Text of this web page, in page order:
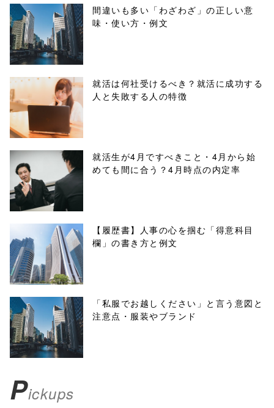
ml/wp-
content/themes
/tapbiz_theme/
parts/sns-
buttons.php on
line10
/1033588"
onclick="windo
w.open(this.hre
f, 'Gwindow',
'width=550,
height=450,
menubar=no,
toolbar=no,
scrollbars=yes'
false;"> シェア
間違いも多い「わざわざ」の正しい意
味・使い方・例文
就活は何社受けるべき？就活に成功する
人と失敗する人の特徴
就活生が4月ですべきこと・4月から始
めても間に合う？4月時点の内定率
【履歴書】人事の心を掴む「得意科目
欄」の書き方と例文
「私服でお越しください」と言う意図と
注意点・服装やブランド
Pickups